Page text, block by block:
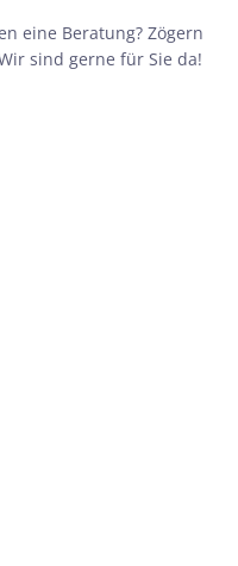
eine Beratung? Zögern
sind gerne für Sie da!